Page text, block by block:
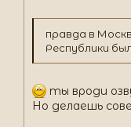
правда в
Республики
ты вроди
Но делаешь